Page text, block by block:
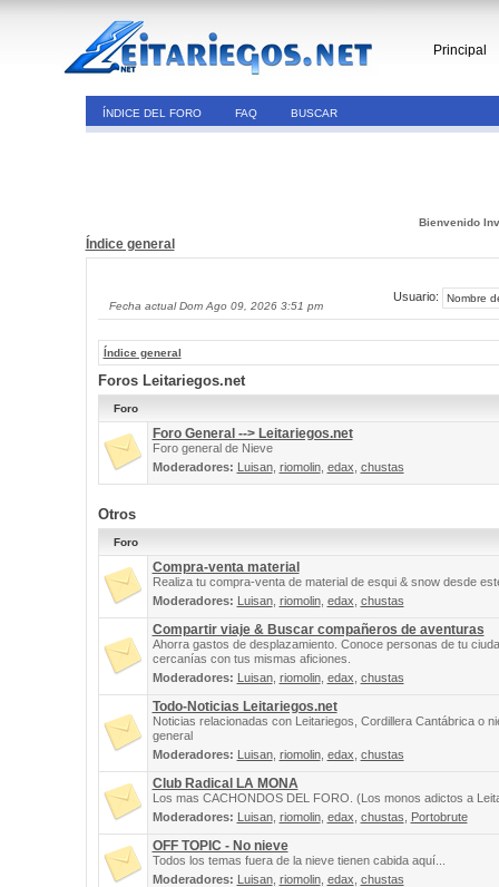
Principal
ÍNDICE DEL FORO FAQ BUSCAR
Bienvenido
Índice general
Fecha actual Dom Ago 09, 2026 3:51 pm
Usuario:
Índice general
Foros Leitariegos.net
Foro
Foro General --> Leitariegos.net
Foro general de Nieve
Moderadores: Luisan, riomolin, edax chustas
Otros
Foro
Compra-venta material
Realiza tu compra-venta de material de esqui & snow desde
Moderadores: Luisan, riomolin, edax chustas
Compartir viaje & Buscar compañeros de aventuras
Ahorra gastos de desplazamiento. Conoce personas de tu
cercanías con tus mismas aficiones.
Moderadores: Luisan, riomolin, edax chustas
Todo-Noticias Leitariegos.net
Noticias relacionadas con Leitariegos, Cordillera Cantábrica o
general
Moderadores: Luisan, riomolin, edax chustas
Club Radical LA MONA
Los mas CACHONDOS DEL FORO. (Los monos adictos a
Moderadores: Luisan, riomolin, edax chustas Portobrute
OFF TOPIC - No nieve
Todos los temas fuera de la nieve tienen cabida aquí...
Moderadores: Luisan, riomolin, edax chustas